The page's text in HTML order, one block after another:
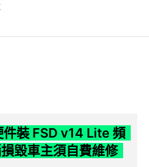
裝 FSD v14 Lite 頻
毀車主須自費維修